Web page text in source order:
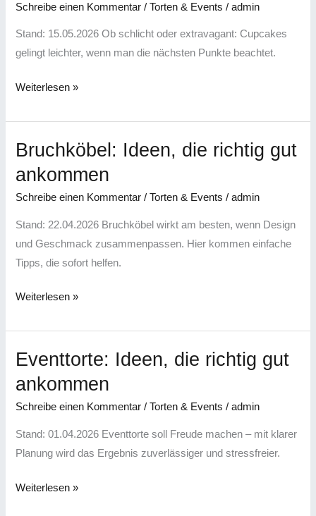
Schreibe einen Kommentar /Torten & Events /admin
Stand: 15.05.2026 Ob schlicht oder extravagant: Cupcakes
gelingt leichter, wenn man die nächsten Punkte beachtet.
–
kurz
beantwortet
Weiterlesen »
Bruchköbel: Ideen, die richtig gut
ankommen
Schreibe einen Kommentar /Torten & Events /admin
Stand: 22.04.2026 Bruchköbel wirkt am besten, wenn Design
und Geschmack zusammenpassen. Hier kommen einfache
Tipps, die sofort helfen.
Bruchköbel:
Ideen,
die
richtig
gut
ankommen
Weiterlesen »
Eventtorte: Ideen, die richtig gut
ankommen
Schreibe einen Kommentar /Torten & Events /admin
Stand: 01.04.2026 Eventtorte soll Freude machen – mit klarer
Planung wird das Ergebnis zuverlässiger und stressfreier.
Eventtorte:
Ideen,
die
richtig
gut
ankommen
Weiterlesen »